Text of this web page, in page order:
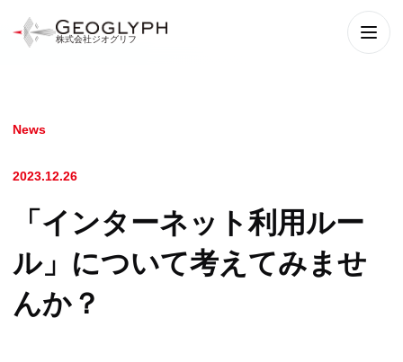
株式会社ジオグリフ
メニ
News
2023.12.26
「インターネット利用ルー
ル」について考えてみませ
んか？